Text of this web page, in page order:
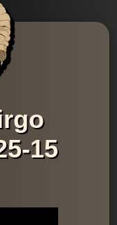
15